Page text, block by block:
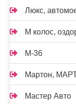
Люкс,
М колос,
М-36
Мартон,
Мастер Авто